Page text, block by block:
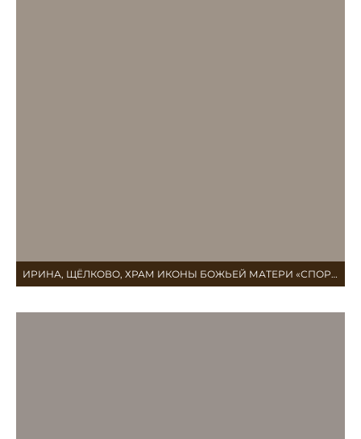
ИРИНА, ЩЁЛКОВО, ХРАМ ИКОНЫ БОЖЬЕЙ МАТЕРИ «СПОРИТЕЛЬНИЦА ХЛЕБОВ»